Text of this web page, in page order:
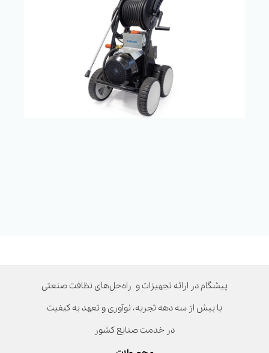
پیشگام در ارائه تجهیزات و راه‌حل‌های نظافت صنعتی
با بیش از سه دهه تجربه، نوآوری و تعهد به کیفیت
در خدمت صنایع کشور